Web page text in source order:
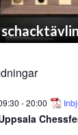
-20:00